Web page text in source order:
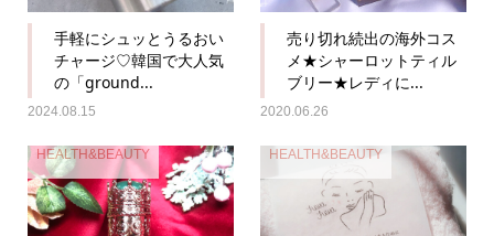
手軽にシュッとうるおい
チャージ♡韓国で大人気
の「ground...
2024.08.15
売り切れ続出の海外コス
メ★シャーロットティル
ブリー★レディに...
2020.06.26
HEALTH&BEAUTY HEALTH&BEAUTY